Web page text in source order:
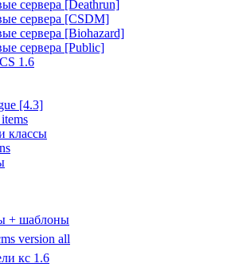
сервера [Deathrun]
сервера [CSDM]
сервера [Biohazard]
сервера [Public]
1.6
[4.3]
классы
+ шаблоны
version all
кс 1.6